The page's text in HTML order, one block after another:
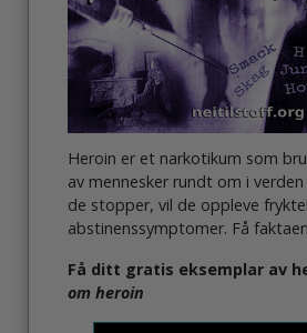
Heroin er et narkotikum som
av mennesker rundt om i
de stopper, vil de oppleve
abstinenssymptomer. Få
Få ditt gratis eksemplar av
om heroin